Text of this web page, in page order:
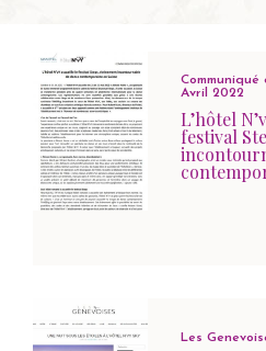
Avril 2022
L’hôtel
festival
Les